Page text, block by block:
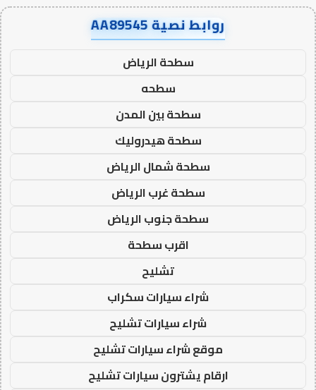
روابط نصية AA89545
سطحة الرياض
سطحه
سطحة بين المدن
سطحة هيدروليك
سطحة شمال الرياض
سطحة غرب الرياض
سطحة جنوب الرياض
اقرب سطحة
تشليح
شراء سيارات سكراب
شراء سيارات تشليح
موقع شراء سيارات تشليح
ارقام يشترون سيارات تشليح